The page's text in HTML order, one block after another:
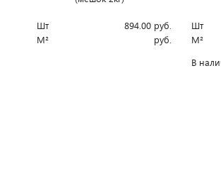
Шт 894.00 руб.
М²
руб.
Шт
М²
В